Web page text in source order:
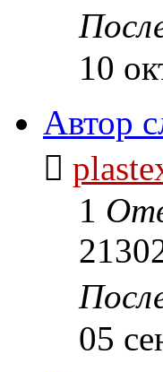
10
Автор
1
05